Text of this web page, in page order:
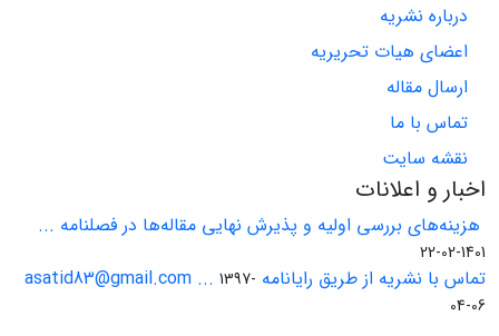
درباره نشریه
اعضای هیات تحریریه
ارسال مقاله
تماس با ما
نقشه سایت
اخبار و اعلانات
هزینه‌های بررسی اولیه و پذیرش نهایی مقاله‌ها در فصلنامه ...
1401-02-22
تماس با نشریه از طریق رایانامه asatid83@gmail.com ... 1397-
04-06